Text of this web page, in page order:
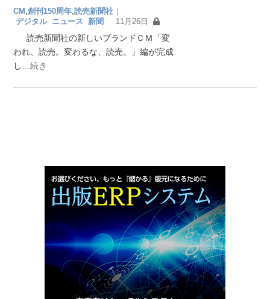
CM ,創刊150周年 ,読売新聞社 ｜
デジタル ニュース 新聞 11月26日
読売新聞社の新しいブランドＣＭ「変
われ、読売。変わるな、読売。」編が完成
し
…続き